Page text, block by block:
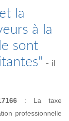
la
à la
sont
- il
: La taxe
professionnelle